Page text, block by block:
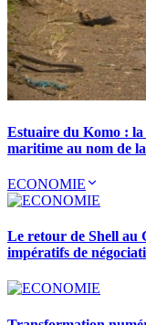
Estuaire du Komo :
maritime au nom de
ECONOMIE
Le retour de Shell au
impératifs de